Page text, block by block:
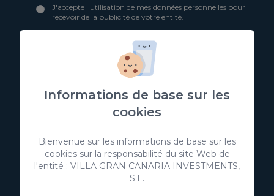
J'accepte l'utilisation de mes données personnelles pour
recevoir de la publicité de votre entité.
politique de confidentialité
Vous pouvez obtenir plus d'informations sur la protection de
vos données personnelles via le lien suivant:
Informations de base sur les
cookies
Bienvenue sur les informations de base sur les
cookies sur la responsabilité du site Web de
l'entité : VILLA GRAN CANARIA INVESTMENTS,
S.L.